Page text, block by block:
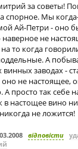
за советы!
спорное. Мы
Ай-Петри - оно
наверное не
то когда
А
винных заводах -
оно не настоящее,
А просто так себе
в настощее вино
не ложится!
відповісти